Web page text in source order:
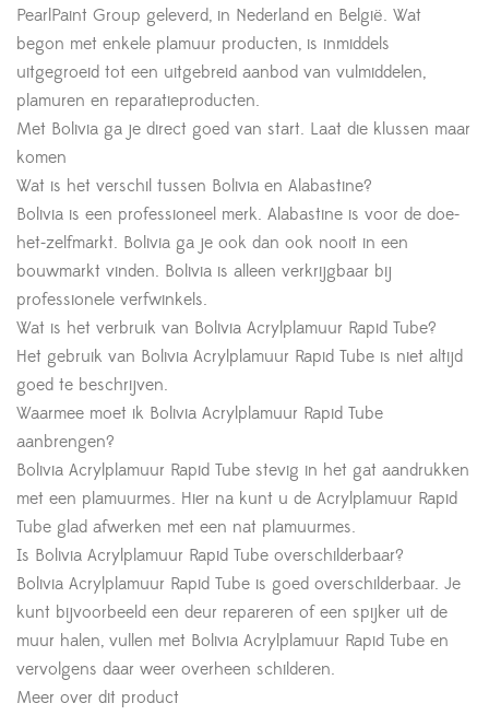
PearlPaint Group geleverd, in Nederland en België. Wat
begon met enkele plamuur producten, is inmiddels
uitgegroeid tot een uitgebreid aanbod van vulmiddelen,
plamuren en reparatieproducten.
Met Bolivia ga je direct goed van start. Laat die klussen maar
komen
Wat is het verschil tussen Bolivia en Alabastine?
Bolivia is een professioneel merk. Alabastine is voor de doe-
het-zelfmarkt. Bolivia ga je ook dan ook nooit in een
bouwmarkt vinden. Bolivia is alleen verkrijgbaar bij
professionele verfwinkels.
Wat is het verbruik van Bolivia Acrylplamuur Rapid Tube?
Het gebruik van Bolivia Acrylplamuur Rapid Tube is niet altijd
goed te beschrijven.
Waarmee moet ik Bolivia Acrylplamuur Rapid Tube
aanbrengen?
Bolivia Acrylplamuur Rapid Tube stevig in het gat aandrukken
met een plamuurmes. Hier na kunt u de Acrylplamuur Rapid
Tube glad afwerken met een nat plamuurmes.
Is Bolivia Acrylplamuur Rapid Tube overschilderbaar?
Bolivia Acrylplamuur Rapid Tube is goed overschilderbaar. Je
kunt bijvoorbeeld een deur repareren of een spijker uit de
muur halen, vullen met Bolivia Acrylplamuur Rapid Tube en
vervolgens daar weer overheen schilderen.
Meer over dit product